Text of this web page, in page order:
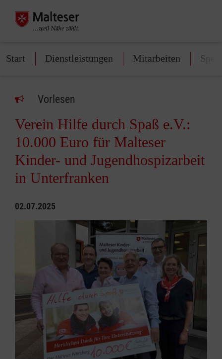
Start Dienstleistungen Mitarbeiten
Vorlesen
Verein Hilfe durch Spaß e.V.:
10.000 Euro für Malteser
Kinder- und Jugendhospizarbeit
in Unterfranken
02.07.2025